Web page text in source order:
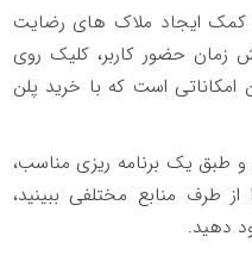
کمک ایجاد ملاک های رضایت
زمان حضور کاربر، کلیک روی
امکاناتی است که با خرید پلن
طبق یک برنامه ریزی مناسب،
طرف منابع مختلفی ببینید،
دهید.